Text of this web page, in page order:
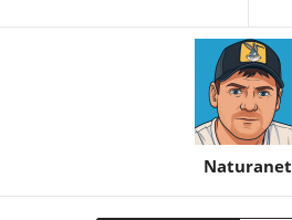
Naturanet